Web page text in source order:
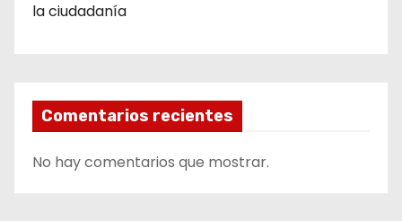
la ciudadanía
Comentarios recientes
No hay comentarios que mostrar.